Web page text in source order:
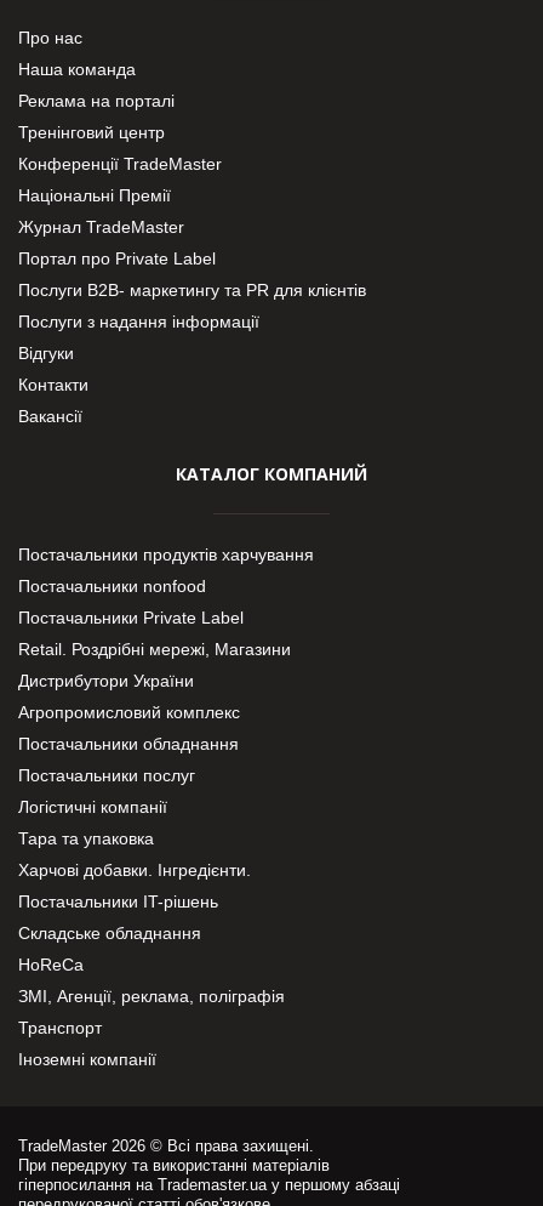
Про нас
Наша команда
Реклама на порталі
Тренінговий центр
Конференції TradeMaster
Національні Премії
Журнал TradeMaster
Портал про Private Label
Послуги В2В- маркетингу та PR для клієнтів
Послуги з надання інформації
Відгуки
Контакти
Вакансії
КАТАЛОГ КОМПАНИЙ
Постачальники продуктів харчування
Постачальники nonfood
Постачальники Private Label
Retail. Роздрібні мережі, Магазини
Дистрибутори України
Агропромисловий комплекс
Постачальники обладнання
Постачальники послуг
Логістичні компанії
Тара та упаковка
Харчові добавки. Інгредієнти.
Постачальники IT-рішень
Складське обладнання
HoReCa
ЗМІ, Агенції, реклама, поліграфія
Транспорт
Іноземні компанії
TradeMaster 2026 © Всі права захищені.
При передруку та використанні матеріалів
гіперпосилання на Trademaster.ua у першому абзаці